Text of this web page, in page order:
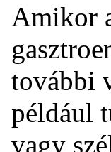
Amikor
további
például
vagy